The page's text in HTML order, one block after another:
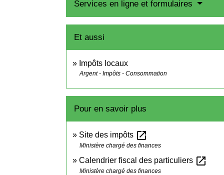
Services en ligne et formulaires
Et aussi
Impôts locaux
Argent - Impôts - Consommation
Pour en savoir plus
Site des impôts open_in_new
Ministère chargé des finances
Calendrier fiscal des particuliers open_in_new
Ministère chargé des finances